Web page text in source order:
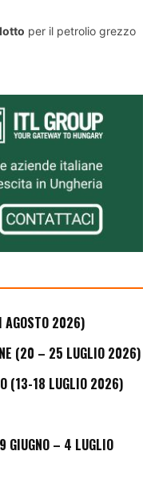
per il petrolio grezzo
AGOSTO 2026)
(20 – 25 LUGLIO 2026)
(13-18 LUGLIO 2026)
GIUGNO – 4 LUGLIO